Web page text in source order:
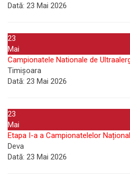
Dată: 23 Mai 2026
23
Mai
Campionatele Nationale de
Timișoara
Dată: 23 Mai 2026
23
Mai
Etapa I-a a Campionatelelor
Deva
Dată: 23 Mai 2026